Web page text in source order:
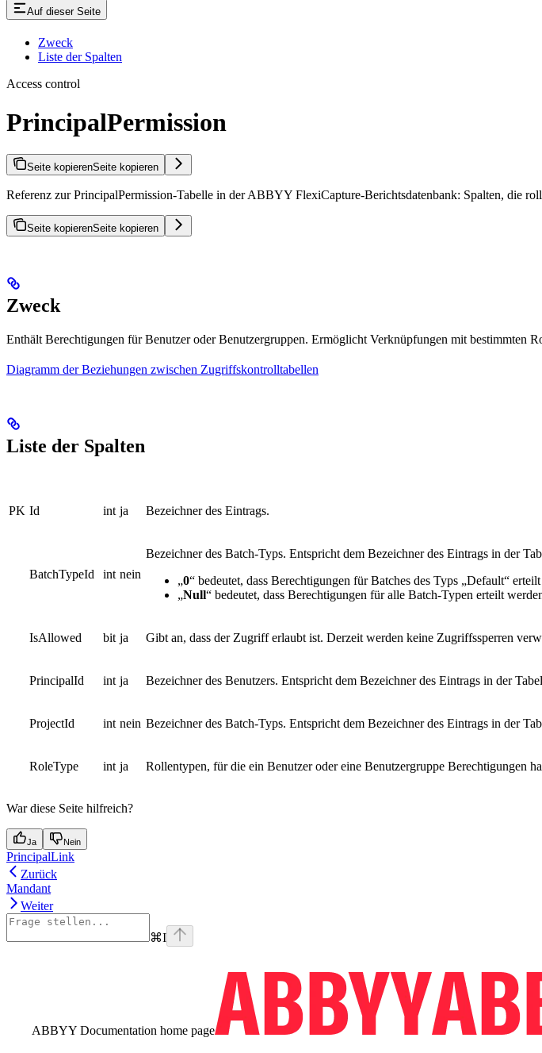
Auf dieser Seite
Zweck
Liste der Spalten
Access control
PrincipalPermission
Seite kopierenSeite kopieren
Referenz zur PrincipalPermission-Tabelle in der ABBYY FlexiCapture-Berichtsdatenbank: Spalten, die
Seite kopierenSeite kopieren
Zweck
Enthält Berechtigungen für Benutzer oder Benutzergruppen. Ermöglicht Verknüpfungen mit bestimmten
Diagramm der Beziehungen zwischen Zugriffskontrolltabellen
Liste der Spalten
PK Id int ja Bezeichner des Eintrags.
BatchTypeId int nein
Bezeichner des Batch-Typs. Entspricht dem Bezeichner des Eintrags in der
„0“ bedeutet, dass Berechtigungen für Batches des Typs „Default“
„Null“ bedeutet, dass Berechtigungen für alle Batch-Typen erteilt
IsAllowed bit ja Gibt an, dass der Zugriff erlaubt ist. Derzeit werden keine Zugriffssperren
PrincipalId int ja Bezeichner des Benutzers. Entspricht dem Bezeichner des Eintrags in der
ProjectId int nein Bezeichner des Batch-Typs. Entspricht dem Bezeichner des Eintrags in der
RoleType int ja Rollentypen, für die ein Benutzer oder eine Benutzergruppe Berechtigungen
War diese Seite hilfreich?
Ja Nein
PrincipalLink
Zurück
Mandant
Weiter
⌘I
ABBYY Documentation home page